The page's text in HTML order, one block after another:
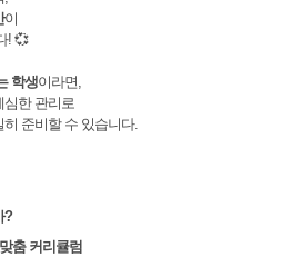
이
! 💞
학생이라면,
심한 관리로
준비할 수 있습니다.
?
춤 커리큘럼